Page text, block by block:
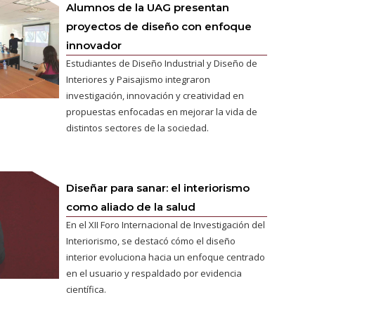
Alumnos de la UAG presentan
proyectos de diseño con enfoque
innovador
Estudiantes de Diseño Industrial y Diseño de
Interiores y Paisajismo integraron
investigación, innovación y creatividad en
propuestas enfocadas en mejorar la vida de
distintos sectores de la sociedad.
Diseñar para sanar: el interiorismo
como aliado de la salud
En el XII Foro Internacional de Investigación del
Interiorismo, se destacó cómo el diseño
interior evoluciona hacia un enfoque centrado
en el usuario y respaldado por evidencia
científica.